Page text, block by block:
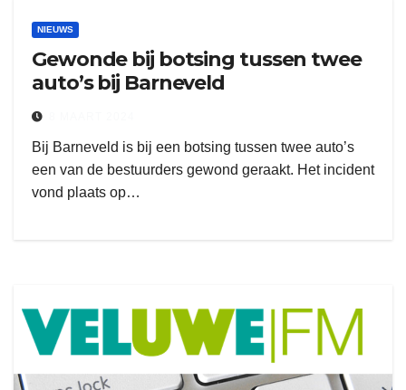
NIEUWS
Gewonde bij botsing tussen twee
auto’s bij Barneveld
Bij Barneveld is bij een botsing tussen twee auto’s
een van de bestuurders gewond geraakt. Het incident
vond plaats op…